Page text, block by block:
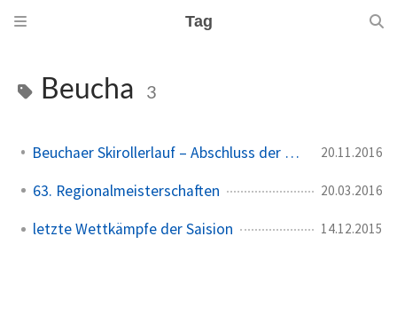
Tag
Beucha 3
Beuchaer Skirollerlauf – Abschluss der Rollersession 20.11.2016
63. Regionalmeisterschaften 20.03.2016
letzte Wettkämpfe der Saision 14.12.2015